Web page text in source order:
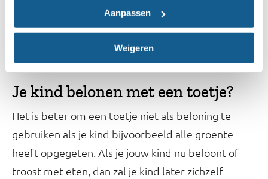
Aanpassen
Weigeren
nodig hebben, zeker als ze nog jong zijn. Daarom
hoeft het bord niet leeg als je kind geen trek meer
Meer tips voor een gezonde opvoeding
Je kind belonen met een toetje?
Het is beter om een toetje niet als beloning te
gebruiken als je kind bijvoorbeeld alle groente
heeft opgegeten. Als je jouw kind nu beloont of
troost met eten, dan zal je kind later zichzelf